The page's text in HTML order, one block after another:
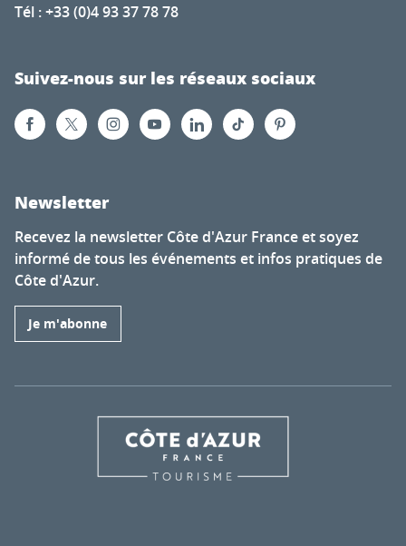
Tél : +33 (0)4 93 37 78 78
Suivez-nous sur les réseaux sociaux
Newsletter
Recevez la newsletter Côte d'Azur France et soyez
informé de tous les événements et infos pratiques de
Côte d'Azur.
Je m'abonne